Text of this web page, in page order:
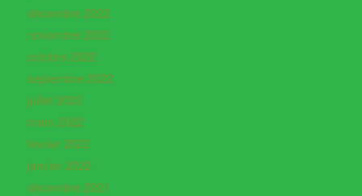
décembre 2022
novembre 2022
octobre 2022
septembre 2022
juillet 2022
mars 2022
février 2022
janvier 2022
décembre 2021